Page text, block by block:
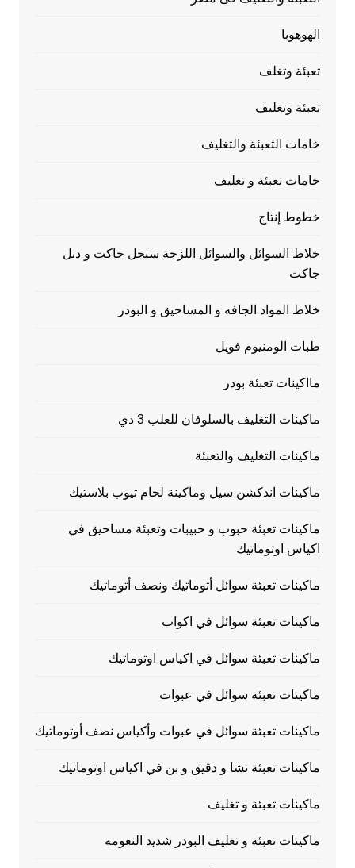
الهوهوبا
تعبئة وتغلف
تعبئة وتغليف
خامات التعبئة والتغليف
خامات تعبئة و تغليف
خطوط إنتاج
خلاط السوائل والسوائل اللزجة سنجل جاكت و دبل
جاكت
خلاط المواد الجافه و المساحيق و البودر
طبات الومنيوم فويل
مااكينات تعبئة بودر
ماكينات التغليف بالسلوفان للعلب 3 دي
ماكينات التغليف والتعبئة
ماكينات اندكشن سيل وماكينة لحام تيوب بلاستيك
ماكينات تعبئة حبوب و حبيبات وتعبئة مساحيق في
اكياس اوتوماتيك
ماكينات تعبئة سوائل أتوماتيك ونصف أتوماتيك
ماكينات تعبئة سوائل في اكواب
ماكينات تعبئة سوائل في اكياس اوتوماتيك
ماكينات تعبئة سوائل في عبوات
ماكينات تعبئة سوائل في عبوات وأكياس نصف أوتوماتيك
ماكينات تعبئة نشا و دقيق و بن في اكياس اوتوماتيك
ماكينات تعبئة و تغليف
ماكينات تعبئة و تغليف البودر شديد النعومه